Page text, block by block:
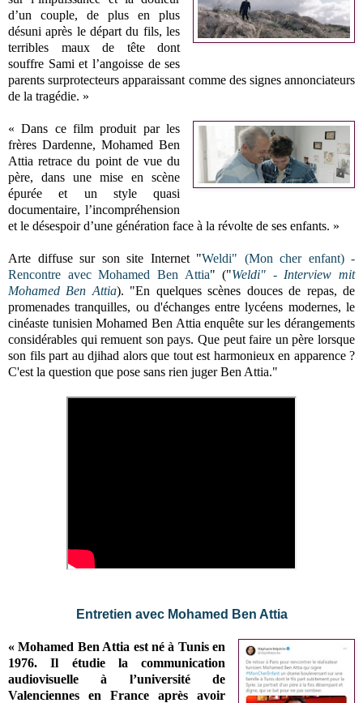
d’un couple, de plus en plus
désuni après le départ du fils, les
terribles maux de tête dont
souffre Sami et l’angoisse de ses
parents surprotecteurs apparaissant comme des signes annonciateurs
de la tragédie. »
« Dans ce film produit par les
frères Dardenne, Mohamed Ben
Attia retrace du point de vue du
père, dans une mise en scène
épurée et un style quasi
documentaire, l’incompréhension
et le désespoir d’une génération face à la révolte de ses enfants. »
Arte diffuse sur son site Internet "Weldi" (Mon cher enfant) -
Rencontre avec Mohamed Ben Attia" ("Weldi" - Interview mit
Mohamed Ben Attia). "En quelques scènes douces de repas, de
promenades tranquilles, ou d'échanges entre lycéens modernes, le
cinéaste tunisien Mohamed Ben Attia enquête sur les dérangements
considérables qui remuent son pays. Que peut faire un père lorsque
son fils part au djihad alors que tout est harmonieux en apparence ?
C'est la question que pose sans rien juger Ben Attia."
Entretien avec Mohamed Ben Attia
« Mohamed Ben Attia est né à Tunis en
1976. Il étudie la communication
audiovisuelle à l’université de
Valenciennes en France après avoir